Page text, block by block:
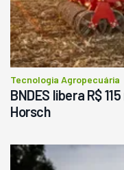
Tecnologia Agropecuária
BNDES libera R$
Horsch